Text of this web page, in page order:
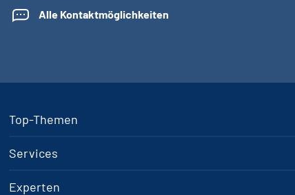
Alle Kontaktmöglichkeiten
Top-Themen
Services
Experten